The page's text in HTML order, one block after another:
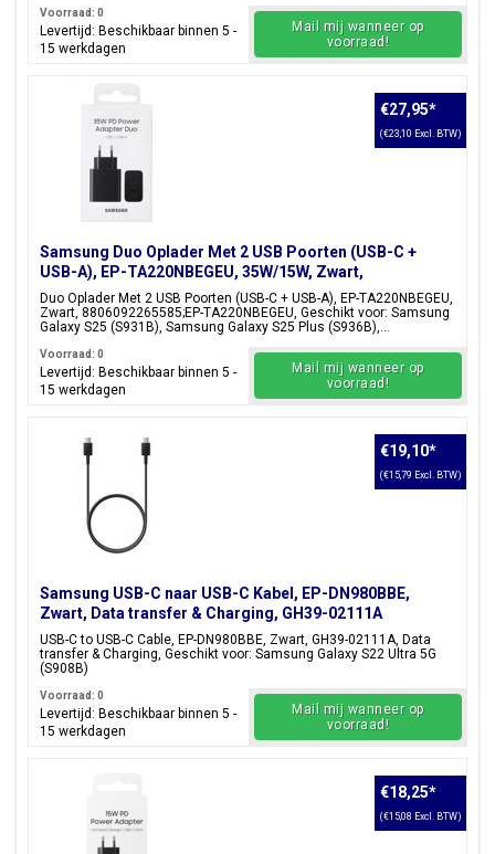
Voorraad: 0
Levertijd: Beschikbaar binnen 5 -
15 werkdagen
Mail mij wanneer op
voorraad!
Samsung Duo Oplader Met 2 USB Poorten (USB-C +
USB-A), EP-TA220NBEGEU, 35W/15W, Zwart,
Blisterverpakking, 8806092265585;EP-TA220NBEGEU
Duo Oplader Met 2 USB Poorten (USB-C + USB-A), EP-TA220NBEGEU,
Zwart, 8806092265585;EP-TA220NBEGEU, Geschikt voor: Samsung
Galaxy S25 (S931B), Samsung Galaxy S25 Plus (S936B),...
€27,95*
(€23,10 Excl. BTW)
Voorraad: 0
Levertijd: Beschikbaar binnen 5 -
15 werkdagen
Mail mij wanneer op
voorraad!
Samsung USB-C naar USB-C Kabel, EP-DN980BBE,
Zwart, Data transfer & Charging, GH39-02111A
USB-C to USB-C Cable, EP-DN980BBE, Zwart, GH39-02111A, Data
transfer & Charging, Geschikt voor: Samsung Galaxy S22 Ultra 5G
(S908B)
€19,10*
(€15,79 Excl. BTW)
Voorraad: 0
Levertijd: Beschikbaar binnen 5 -
15 werkdagen
Mail mij wanneer op
voorraad!
€18,25*
(€15,08 Excl. BTW)